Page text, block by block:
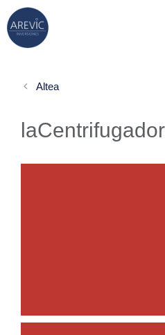
Saltar
contenido
Altea